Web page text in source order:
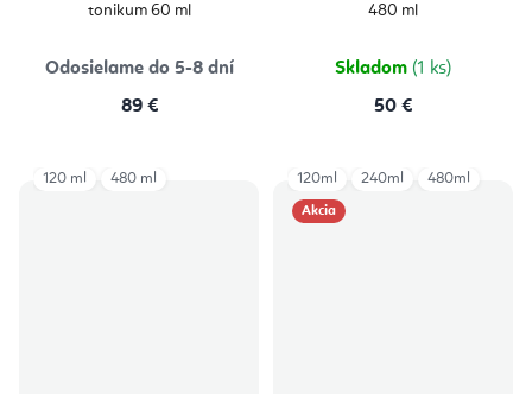
tonikum 60 ml
Odosielame do 5-8 dní
89 €
480 ml
Skladom (1 ks)
50 €
120 ml 480 ml
Akcia
120ml 240ml 480ml